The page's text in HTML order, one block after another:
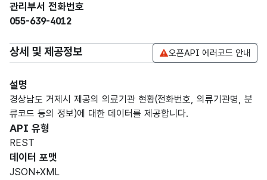
관리부서 전화번호
055-639-4012
상세 및 제공정보 오픈API 에러코드 안내
설명
경상남도 거제시 제공의 의료기관 현황(전화번호, 의류기관명, 분
류코드 등의 정보)에 대한 데이터를 제공합니다.
API 유형
REST
데이터 포맷
JSON+XML